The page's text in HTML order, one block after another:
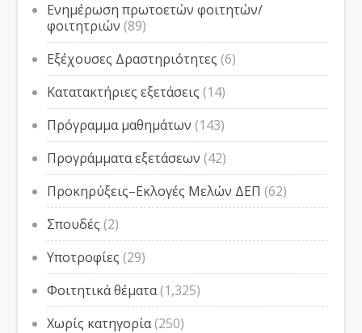
Ενημέρωση πρωτοετών φοιτητών/
φοιτητριών (89)
Εξέχουσες Δραστηριότητες (6)
Κατατακτήριες εξετάσεις (14)
Πρόγραμμα μαθημάτων (143)
Προγράμματα εξετάσεων (42)
Προκηρύξεις–Εκλογές Μελών ΔΕΠ (62)
Σπουδές (2)
Υποτροφίες (29)
Φοιτητικά θέματα(1,325)
Χωρίς κατηγορία(250)